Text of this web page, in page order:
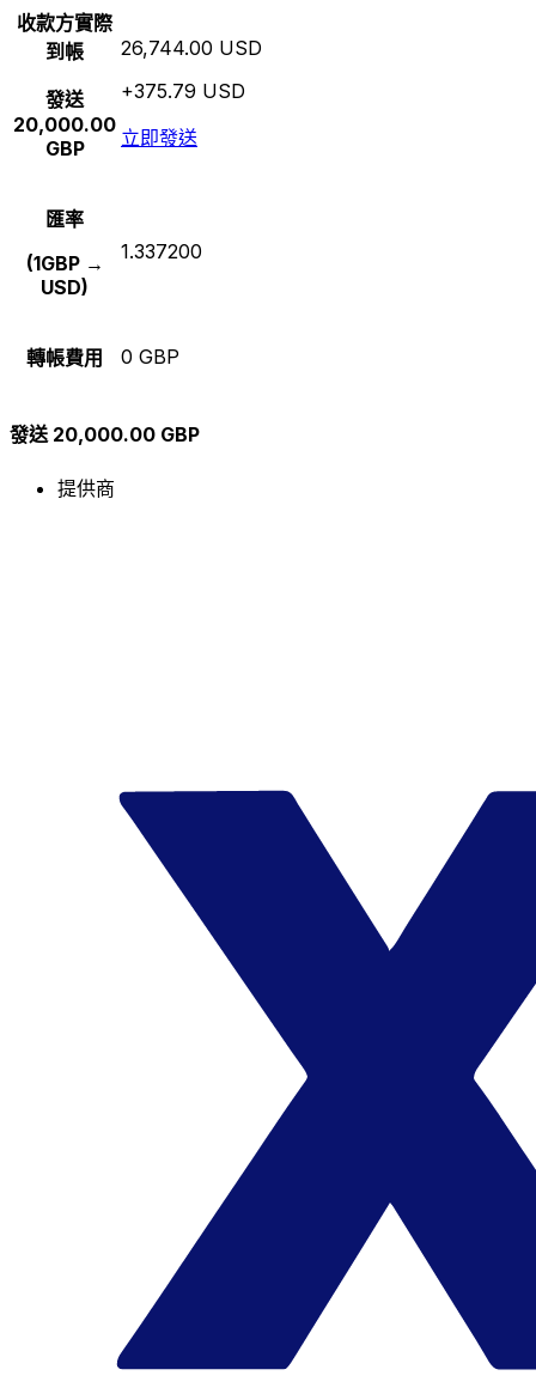
收款方實際
到帳
發送
20,000.00
GBP
26,744.00 USD
+375.79 USD
立即發送
匯率
(1GBP →
USD)
1.337200
轉帳費用 0 GBP
發送 20,000.00 GBP
提供商